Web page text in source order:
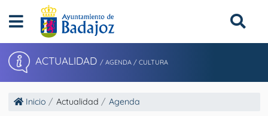
ACTUALIDAD / AGENDA / CULTURA
Inicio Actualidad Agenda